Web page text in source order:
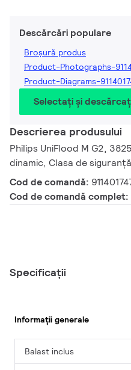
Descărcări populare
Broșură produs
Product-Photographs-
Product-Diagrams-
Selectați și
Descrierea produsului
Philips UniFlood M G2,
dinamic, Clasa de
Cod de comandă:
Cod de comandă complet:
Specificații
Informații generale
Balast inclus